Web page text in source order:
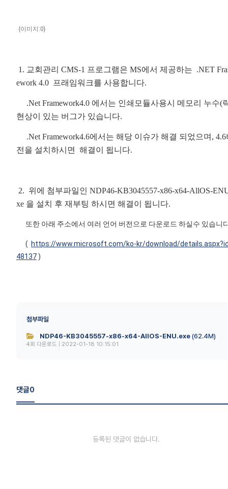
{이미지:0}
1. 교회관리 CMS-1 프로그램은 MS에서 제공하는 .NET
ework 4.0 프래임워크를 사용합니다.
.Net Framework4.0 에서는 인쇄모듈사용시 메모리 누수(
현상이 있는 버그가 있습니다.
.Net Framework4.6에서는 해당 이슈가 해결 되었으며, 4.6
전을 설치하시면 해결이 됩니다.
2. 위에 첨부파일인 NDP46-KB3045557-x86-x64-AllOS-
xe 을 설치 후 재부팅 하시면 해결이 됩니다.
또한 아래 주소에서 여러 언어 버전으로 다운로드 하실수 있습니
( https://www.microsoft.com/ko-kr/download/
48137)
첨부파일
NDP46-KB3045557-x86-x64-AllOS-ENU.exe (62.4M)
4회 다운로드 | 2022-01-18 10:15:01
댓글0
등록된 댓글이 없습니다.